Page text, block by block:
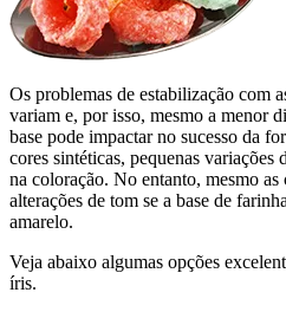
Os problemas de estabilização com
variam e, por isso, mesmo a menor
base pode impactar no sucesso da
cores sintéticas, pequenas
na coloração. No entanto, mesmo as
alterações de tom se a base de
amarelo.
Veja abaixo algumas opções
íris.